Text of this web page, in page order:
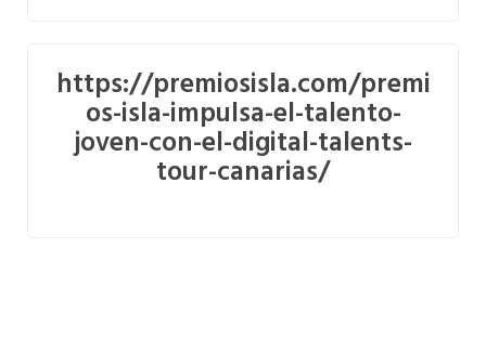
https://premiosisla.com/premi
os-isla-impulsa-el-talento-
joven-con-el-digital-talents-
tour-canarias/